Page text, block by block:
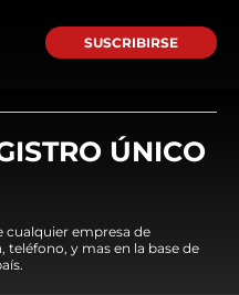
SUSCRIBIRSE
ÚNICO
cualquier empresa de
y mas en la base de